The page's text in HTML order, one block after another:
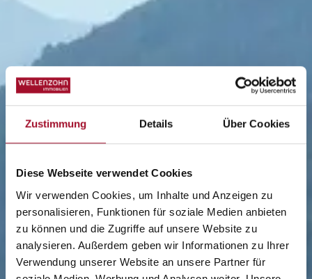
Zustimmung Details Über Cookies
Diese Webseite verwendet Cookies
Wir verwenden Cookies, um Inhalte und Anzeigen zu
personalisieren, Funktionen für soziale Medien anbieten
zu können und die Zugriffe auf unsere Website zu
analysieren. Außerdem geben wir Informationen zu Ihrer
Verwendung unserer Website an unsere Partner für